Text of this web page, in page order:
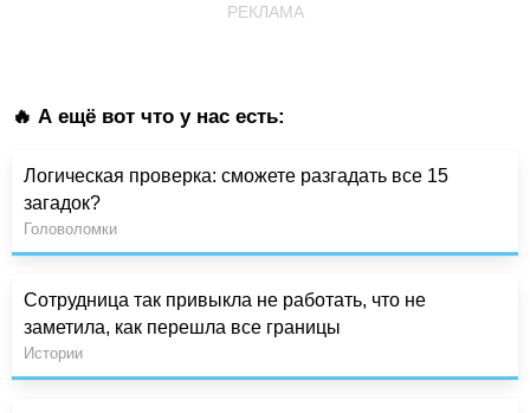
РЕКЛАМА
🔥 А ещё вот что у нас есть:
Логическая проверка: сможете разгадать все 15
загадок?
Головоломки
Сотрудница так привыкла не работать, что не
заметила, как перешла все границы
Истории